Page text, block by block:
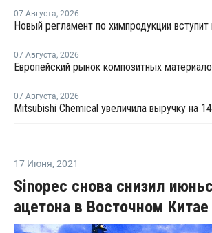
07 Августа, 2026
07 Августа, 2026
07 Августа, 2026
17 Июня, 2021
Sinopec снова снизил
ацетона в Восточном Китае